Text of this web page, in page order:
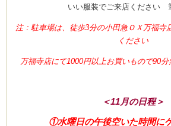
いい服装でご来店ください
注：駐車場は、徒歩3分の小田急ＯＸ万福寺
ください
万福寺店にて1000円以上お買いもので90
＜11月の日程＞
①水曜日の午後空いた時間に